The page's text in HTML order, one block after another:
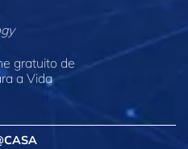
gratuito de
a Vida